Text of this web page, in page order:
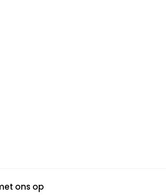
ons op